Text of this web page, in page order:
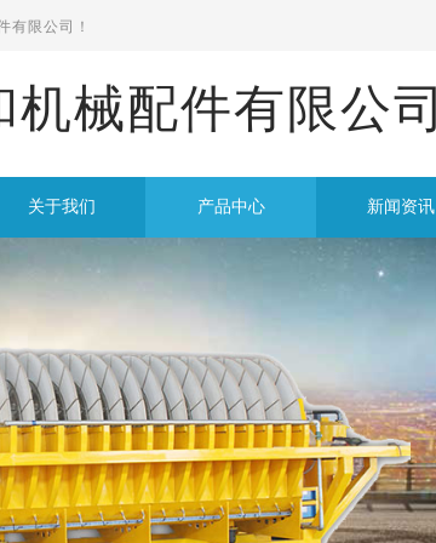
有限公司！
机械配件有限公司
关于我们 产品中心 新闻资讯